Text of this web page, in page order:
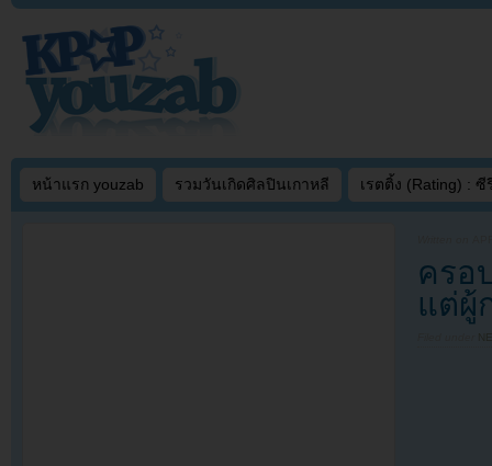
หน้าแรก youzab รวมวันเกิดศิลปินเกาหลี เรตติ้ง (Rating) : ซี
ครอ
แต่ผู้